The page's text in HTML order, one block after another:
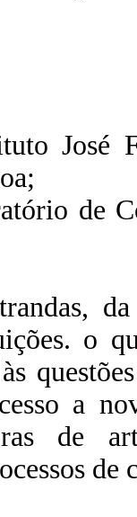
de
o
a
de
de